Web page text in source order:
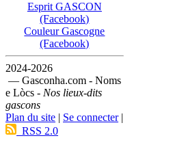
Esprit GASCON
(Facebook)
Couleur Gascogne
(Facebook)
2024-2026
— Gasconha.com - Noms
e Lòcs - Nos lieux-dits
gascons
Plan du site | Se connecter|
RSS 2.0